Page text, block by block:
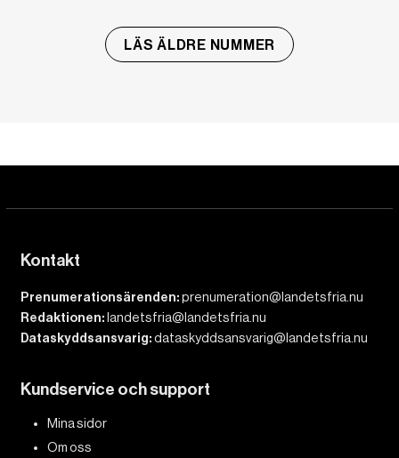
LÄS ÄLDRE NUMMER
Kontakt
Prenumerationsärenden:prenumeration@landetsfria.nu
Redaktionen: landetsfria@landetsfria.nu
Dataskyddsansvarig:dataskyddsansvarig@landetsfria.nu
Kundservice och support
Mina sidor
Om oss